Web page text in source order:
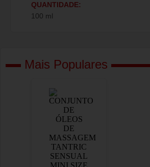
QUANTIDADE:
100 ml
Mais Populares